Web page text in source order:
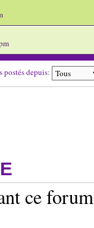
postés depuis:
ce